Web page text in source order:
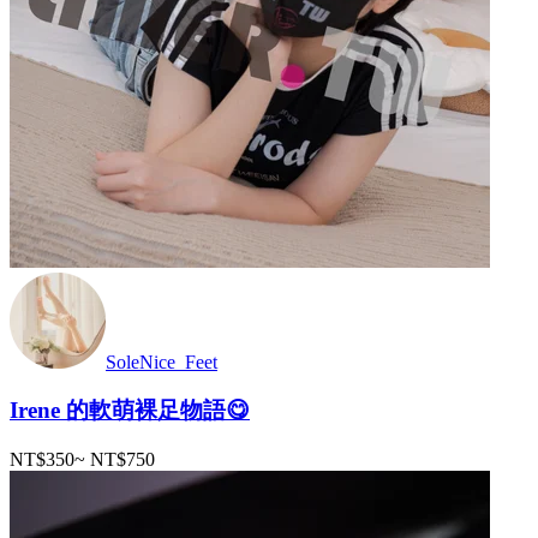
SoleNice_Feet
Irene 的軟萌裸足物語😋
NT$350~ NT$750